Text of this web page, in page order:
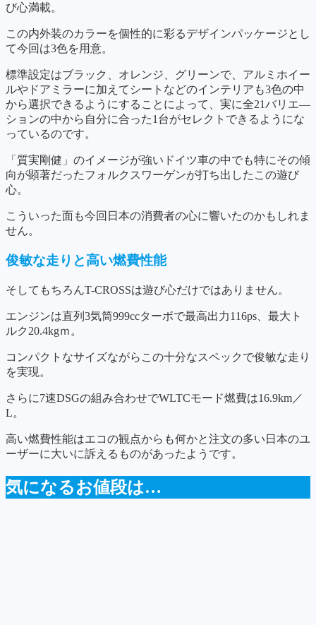
び心満載。
この内外装のカラーを個性的に彩るデザインパッケージとし
て今回は3色を用意。
標準設定はブラック、オレンジ、グリーンで、アルミホイー
ルやドアミラーに加えてシートなどのインテリアも3色の中
から選択できるようにすることによって、実に全21バリエ―
ションの中から自分に合った1台がセレクトできるようにな
っているのです。
「質実剛健」のイメージが強いドイツ車の中でも特にその傾
向が顕著だったフォルクスワーゲンが打ち出したこの遊び
心。
こういった面も今回日本の消費者の心に響いたのかもしれま
せん。
俊敏な走りと高い燃費性能
そしてもちろんT-CROSSは遊び心だけではありません。
エンジンは直列3気筒999ccターボで最高出力116ps、最大ト
ルク20.4kgｍ。
コンパクトなサイズながらこの十分なスペックで俊敏な走り
を実現。
さらに7速DSGの組み合わせでWLTCモード燃費は16.9km／
L。
高い燃費性能はエコの観点からも何かと注文の多い日本のユ
ーザーに大いに訴えるものがあったようです。
気になるお値段は…